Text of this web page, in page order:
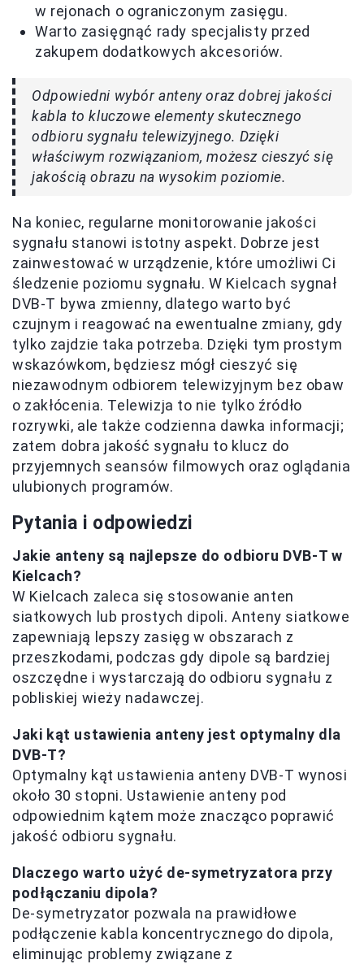
w rejonach o ograniczonym zasięgu.
Warto zasięgnąć rady specjalisty przed
zakupem dodatkowych akcesoriów.
Odpowiedni wybór anteny oraz dobrej jakości
kabla to kluczowe elementy skutecznego
odbioru sygnału telewizyjnego. Dzięki
właściwym rozwiązaniom, możesz cieszyć się
jakością obrazu na wysokim poziomie.
Na koniec, regularne monitorowanie jakości
sygnału stanowi istotny aspekt. Dobrze jest
zainwestować w urządzenie, które umożliwi Ci
śledzenie poziomu sygnału. W Kielcach sygnał
DVB-T bywa zmienny, dlatego warto być
czujnym i reagować na ewentualne zmiany, gdy
tylko zajdzie taka potrzeba. Dzięki tym prostym
wskazówkom, będziesz mógł cieszyć się
niezawodnym odbiorem telewizyjnym bez obaw
o zakłócenia. Telewizja to nie tylko źródło
rozrywki, ale także codzienna dawka informacji;
zatem dobra jakość sygnału to klucz do
przyjemnych seansów filmowych oraz oglądania
ulubionych programów.
Pytania i odpowiedzi
Jakie anteny są najlepsze do odbioru DVB-T w
Kielcach?
W Kielcach zaleca się stosowanie anten
siatkowych lub prostych dipoli. Anteny siatkowe
zapewniają lepszy zasięg w obszarach z
przeszkodami, podczas gdy dipole są bardziej
oszczędne i wystarczają do odbioru sygnału z
pobliskiej wieży nadawczej.
Jaki kąt ustawienia anteny jest optymalny dla
DVB-T?
Optymalny kąt ustawienia anteny DVB-T wynosi
około 30 stopni. Ustawienie anteny pod
odpowiednim kątem może znacząco poprawić
jakość odbioru sygnału.
Dlaczego warto użyć de-symetryzatora przy
podłączaniu dipola?
De-symetryzator pozwala na prawidłowe
podłączenie kabla koncentrycznego do dipola,
eliminując problemy związane z